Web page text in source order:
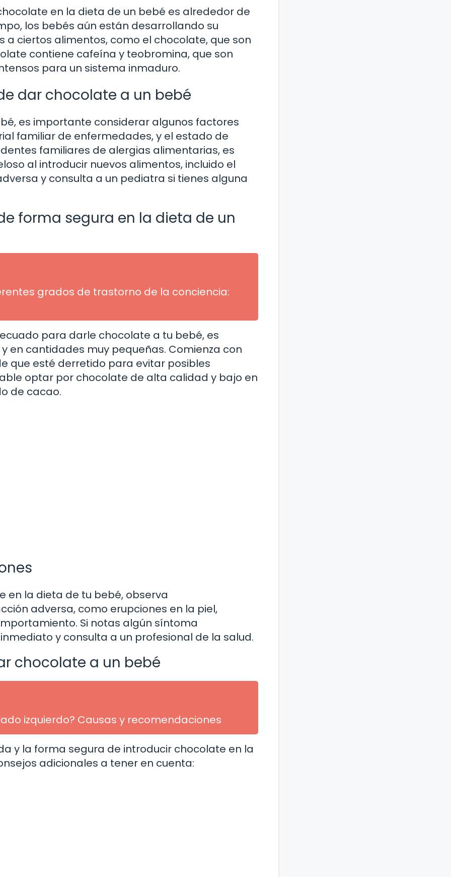
en la dieta de un bebé es alrededor de
los bebés aún están desarrollando su
a ciertos alimentos, como el chocolate, que son
contiene cafeína y teobromina, que son
para un sistema inmaduro.
dar chocolate a un bebé
es importante considerar algunos factores
familiar de enfermedades, y el estado de
familiares de alergias alimentarias, es
al introducir nuevos alimentos, incluido el
y consulta a un pediatra si tienes alguna
forma segura en la dieta de un
grados de trastorno de la conciencia:
para darle chocolate a tu bebé, es
cantidades muy pequeñas. Comienza con
que esté derretido para evitar posibles
optar por chocolate de alta calidad y bajo en
de cacao.
en la dieta de tu bebé, observa
adversa, como erupciones en la piel,
Si notas algún síntoma
y consulta a un profesional de la salud.
chocolate a un bebé
izquierdo? Causas y recomendaciones
y la forma segura de introducir chocolate en la
adicionales a tener en cuenta: